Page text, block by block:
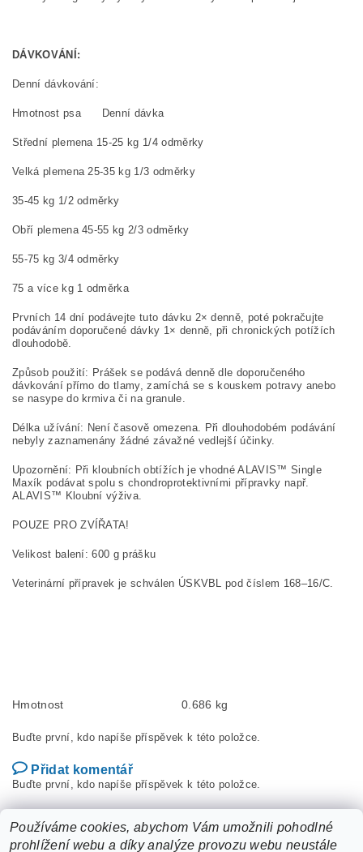
DÁVKOVÁNÍ:
Denní dávkování:
Hmotnost psa Denní dávka
Střední plemena 15-25 kg 1/4 odměrky
Velká plemena 25-35 kg 1/3 odměrky
35-45 kg 1/2 odměrky
Obří plemena 45-55 kg 2/3 odměrky
55-75 kg 3/4 odměrky
75 a více kg 1 odměrka
Prvních 14 dní podávejte tuto dávku 2× denně, poté pokračujte
podáváním doporučené dávky 1× denně, při chronických potížích
dlouhodobě.
Způsob použití: Prášek se podává denně dle doporučeného
dávkování přímo do tlamy, zamíchá se s kouskem potravy anebo
se nasype do krmiva či na granule.
Délka užívání: Není časově omezena. Při dlouhodobém podávání
nebyly zaznamenány žádné závažné vedlejší účinky.
Upozornění: Při kloubních obtížích je vhodné ALAVIS™ Single
Maxík podávat spolu s chondroprotek­tivními přípravky např.
ALAVIS™ Kloubní výživa.
POUZE PRO ZVÍŘATA!
Velikost balení: 600 g prášku
Veterinární přípravek je schválen ÚSKVBL pod číslem 168–16/C.
Hmotnost 0.686 kg
Buďte první, kdo napíše příspěvek k této položce.
Přidat komentář
Buďte první, kdo napíše příspěvek k této položce.
Používáme cookies, abychom Vám umožnili pohodlné
prohlížení webu a díky analýze provozu webu neustále